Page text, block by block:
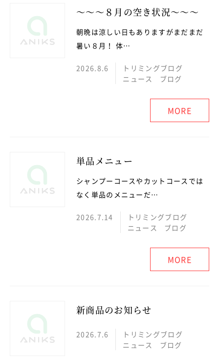
～～～８月の空き状況～～～
朝晩は涼しい日もありますがまだまだ
暑い８月！ 体…
2026.8.6
トリミングブログ
ニュース
ブログ
MORE
単品メニュー
シャンプーコースやカットコースでは
なく単品のメニューだ…
2026.7.14
トリミングブログ
ニュース
ブログ
MORE
新商品のお知らせ
2026.7.6
トリミングブログ
ニュース
ブログ